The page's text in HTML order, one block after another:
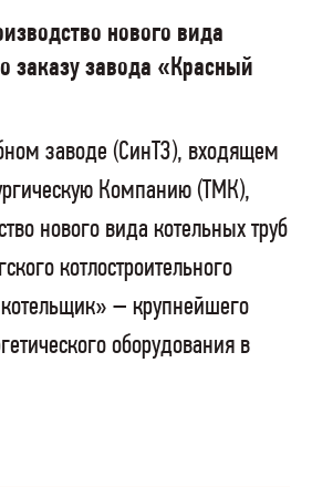
нового вида
заказу завода «Красный
заводе (СинТЗ), входящем
Компанию (ТМК),
нового вида котельных труб
котлостроительного
– крупнейшего
оборудования в